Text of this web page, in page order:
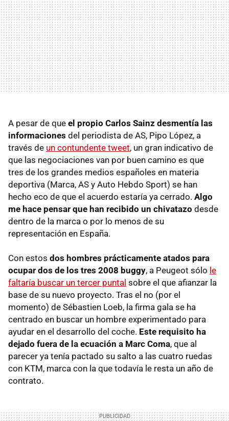
A pesar de que el propio Carlos Sainz desmentía las
informaciones del periodista de AS, Pipo López, a
través de un contundente tweet, un gran indicativo de
que las negociaciones van por buen camino es que
tres de los grandes medios españoles en materia
deportiva (Marca, AS y Auto Hebdo Sport) se han
hecho eco de que el acuerdo estaría ya cerrado. Algo
me hace pensar que han recibido un chivatazo desde
dentro de la marca o por lo menos de su
representación en España.
Con estos dos hombres prácticamente atados para
ocupar dos de los tres 2008 buggy, a Peugeot sólo le
faltaría buscar un tercer puntal sobre el que afianzar la
base de su nuevo proyecto. Tras el no (por el
momento) de Sébastien Loeb, la firma gala se ha
centrado en buscar un hombre experimentado para
ayudar en el desarrollo del coche. Este requisito ha
dejado fuera de la ecuación a Marc Coma, que al
parecer ya tenía pactado su salto a las cuatro ruedas
con KTM, marca con la que todavía le resta un año de
contrato.